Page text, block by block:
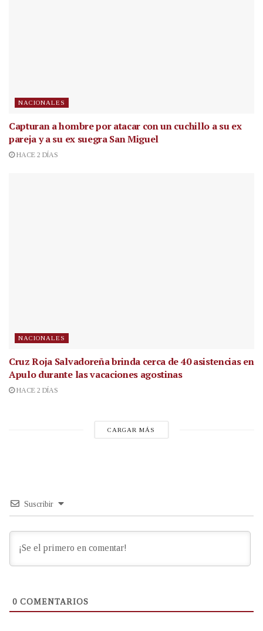
NACIONALES
Capturan a hombre por atacar con un cuchillo a su ex
pareja y a su ex suegra San Miguel
HACE 2 DÍAS
NACIONALES
Cruz Roja Salvadoreña brinda cerca de 40 asistencias en
Apulo durante las vacaciones agostinas
HACE 2 DÍAS
CARGAR MÁS
Suscribir
0 COMENTARIOS